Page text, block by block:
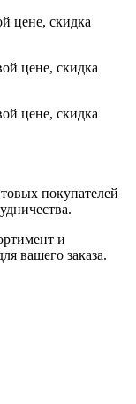
цене, скидка
цене, скидка
цене, скидка
покупателей
и
вашего заказа.